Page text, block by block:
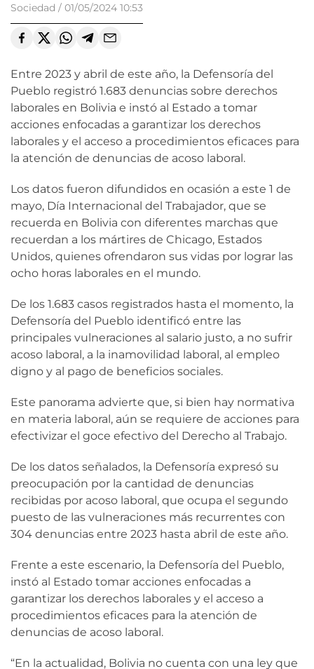
Sociedad / 01/05/2024 10:53
Entre 2023 y abril de este año, la Defensoría del
Pueblo registró 1.683 denuncias sobre derechos
laborales en Bolivia e instó al Estado a tomar
acciones enfocadas a garantizar los derechos
laborales y el acceso a procedimientos eficaces para
la atención de denuncias de acoso laboral.
Los datos fueron difundidos en ocasión a este 1 de
mayo, Día Internacional del Trabajador, que se
recuerda en Bolivia con diferentes marchas que
recuerdan a los mártires de Chicago, Estados
Unidos, quienes ofrendaron sus vidas por lograr las
ocho horas laborales en el mundo.
De los 1.683 casos registrados hasta el momento, la
Defensoría del Pueblo identificó entre las
principales vulneraciones al salario justo, a no sufrir
acoso laboral, a la inamovilidad laboral, al empleo
digno y al pago de beneficios sociales.
Este panorama advierte que, si bien hay normativa
en materia laboral, aún se requiere de acciones para
efectivizar el goce efectivo del Derecho al Trabajo.
De los datos señalados, la Defensoría expresó su
preocupación por la cantidad de denuncias
recibidas por acoso laboral, que ocupa el segundo
puesto de las vulneraciones más recurrentes con
304 denuncias entre 2023 hasta abril de este año.
Frente a este escenario, la Defensoría del Pueblo,
instó al Estado tomar acciones enfocadas a
garantizar los derechos laborales y el acceso a
procedimientos eficaces para la atención de
denuncias de acoso laboral.
“En la actualidad, Bolivia no cuenta con una ley que